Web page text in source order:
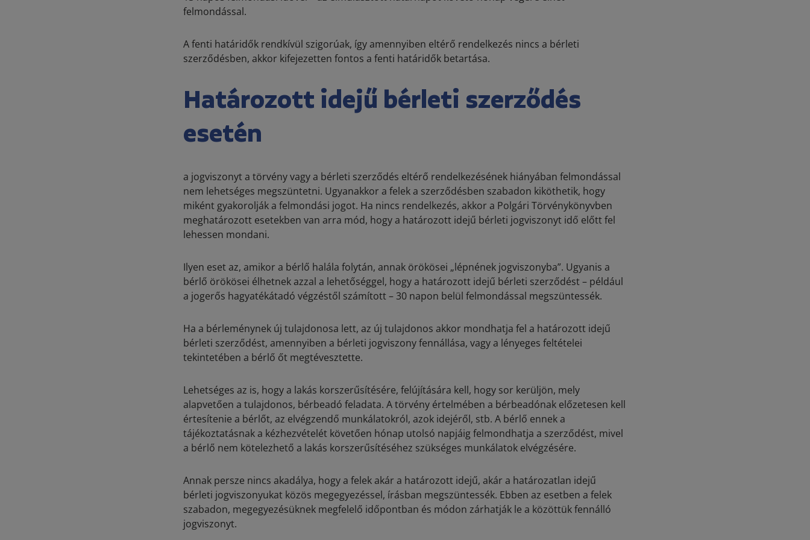
felmondással.
A fenti határidők rendkívül szigorúak, így amennyiben eltérő rendelkezés nincs a bérleti
szerződésben, akkor kifejezetten fontos a fenti határidők betartása.
Határozott idejű bérleti szerződés
esetén
a jogviszonyt a törvény vagy a bérleti szerződés eltérő rendelkezésének hiányában felmondással
nem lehetséges megszüntetni. Ugyanakkor a felek a szerződésben szabadon kiköthetik, hogy
miként gyakorolják a felmondási jogot. Ha nincs rendelkezés, akkor a Polgári Törvénykönyvben
meghatározott esetekben van arra mód, hogy a határozott idejű bérleti jogviszonyt idő előtt fel
lehessen mondani.
Ilyen eset az, amikor a bérlő halála folytán, annak örökösei „lépnének jogviszonyba”. Ugyanis a
bérlő örökösei élhetnek azzal a lehetőséggel, hogy a határozott idejű bérleti szerződést – például
a jogerős hagyatékátadó végzéstől számított – 30 napon belül felmondással megszüntessék.
Ha a bérleménynek új tulajdonosa lett, az új tulajdonos akkor mondhatja fel a határozott idejű
bérleti szerződést, amennyiben a bérleti jogviszony fennállása, vagy a lényeges feltételei
tekintetében a bérlő őt megtévesztette.
Lehetséges az is, hogy a lakás korszerűsítésére, felújítására kell, hogy sor kerüljön, mely
alapvetően a tulajdonos, bérbeadó feladata. A törvény értelmében a bérbeadónak előzetesen kell
értesítenie a bérlőt, az elvégzendő munkálatokról, azok idejéről, stb. A bérlő ennek a
tájékoztatásnak a kézhezvételét követően hónap utolsó napjáig felmondhatja a szerződést, mivel
a bérlő nem kötelezhető a lakás korszerűsítéséhez szükséges munkálatok elvégzésére.
Annak persze nincs akadálya, hogy a felek akár a határozott idejű, akár a határozatlan idejű
bérleti jogviszonyukat közös megegyezéssel, írásban megszüntessék. Ebben az esetben a felek
szabadon, megegyezésüknek megfelelő időpontban és módon zárhatják le a közöttük fennálló
jogviszonyt.